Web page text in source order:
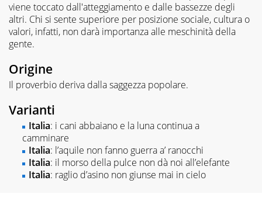
viene toccato dall'atteggiamento e dalle bassezze degli
altri. Chi si sente superiore per posizione sociale, cultura o
valori, infatti, non darà importanza alle meschinità della
gente.
Origine
Il proverbio deriva dalla saggezza popolare.
Varianti
Italia: i cani abbaiano e la luna continua a
camminare
Italia: l’aquile non fanno guerra a’ ranocchi
Italia: il morso della pulce non dà noi all’elefante
Italia: raglio d’asino non giunse mai in cielo